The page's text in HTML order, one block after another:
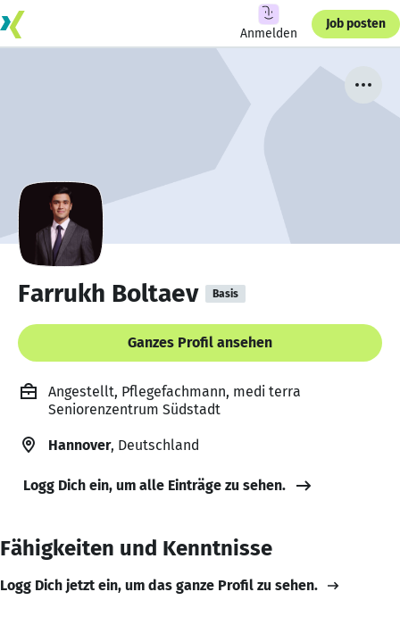
Anmelden
Job posten
Farrukh Boltaev Basis
Ganzes Profil ansehen
Angestellt, Pflegefachmann, medi terra
Seniorenzentrum Südstadt
Hannover, Deutschland
Logg Dich ein, um alle Einträge zu sehen.
Fähigkeiten und Kenntnisse
Logg Dich jetzt ein, um das ganze Profil zu sehen.